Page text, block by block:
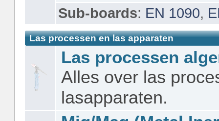
Sub-boards: EN 1090,
Las processen en las apparaten
Las processen
Alles over las
lasapparaten.